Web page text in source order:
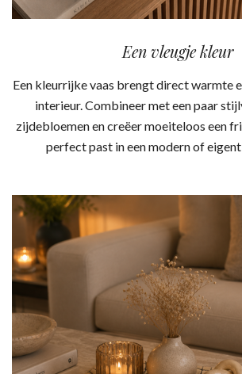
Een vleugje kleur
Een kleurrijke vaas brengt direct warmte
interieur. Combineer met een paar
zijdebloemen en creëer moeiteloos een
perfect past in een modern of